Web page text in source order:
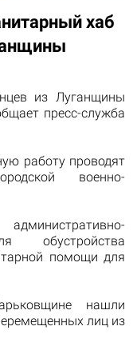
хаб
из Луганщины
пресс-служба
работу проводят
военно-
обустройства
помощи для
нашли
лиц из